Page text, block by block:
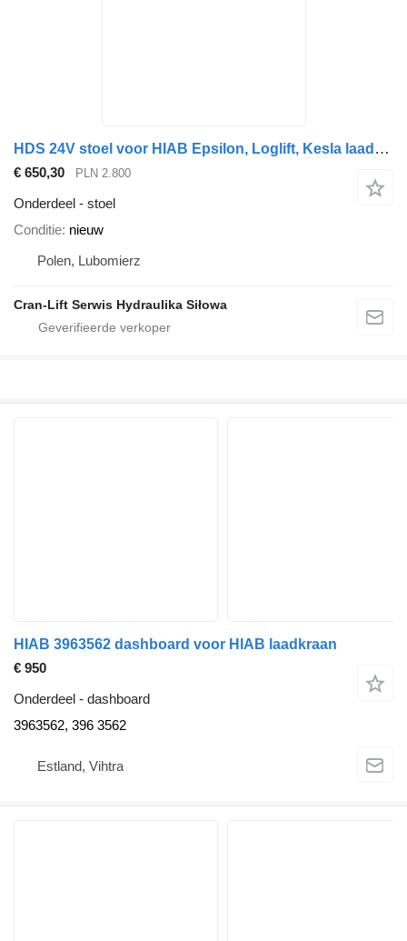
HDS 24V stoel voor HIAB Epsilon, Loglift, Kesla laadkraan
€ 650,30 PLN 2.800
Onderdeel - stoel
Conditie nieuw
Polen, Lubomierz
Cran-Lift Serwis Hydraulika Siłowa
HIAB 3963562 dashboard voor HIAB laadkraan
€ 950
Onderdeel - dashboard
3963562, 396 3562
Estland, Vihtra